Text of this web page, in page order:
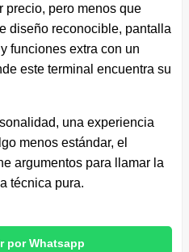
precio, pero menos que
diseño reconocible, pantalla
funciones extra con un
este terminal encuentra su
una experiencia
menos estándar, el
argumentos para llamar la
técnica pura.
por Whatsapp